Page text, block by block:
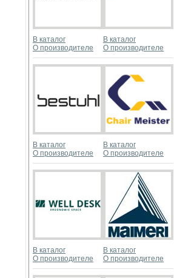
В каталог
О производителе
В каталог
О производителе
В каталог
О производителе
В каталог
О производителе
В каталог
О производителе
В каталог
О производителе